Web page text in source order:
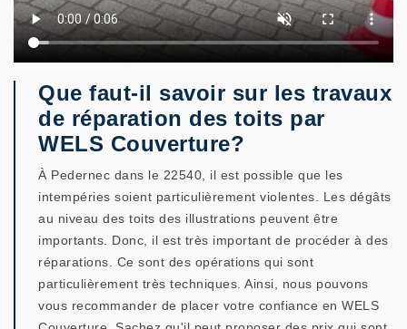
Que faut-il savoir sur les travaux
de réparation des toits par
WELS Couverture?
À Pedernec dans le 22540, il est possible que les
intempéries soient particulièrement violentes. Les dégâts
au niveau des toits des illustrations peuvent être
importants. Donc, il est très important de procéder à des
réparations. Ce sont des opérations qui sont
particulièrement très techniques. Ainsi, nous pouvons
vous recommander de placer votre confiance en WELS